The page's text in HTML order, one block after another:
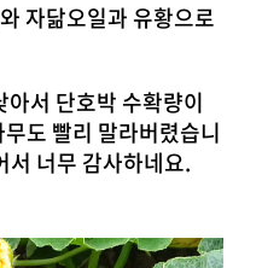
자닮오일과 유황으로
서 단호박 수확량이
도 빨리 말라버렸습니
너무 감사하네요.